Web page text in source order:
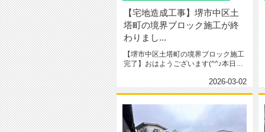
【宅地造成工事】堺市中区土
塔町の境界ブロック施工が終
わりまし...
【堺市中区土塔町の境界ブロック施工
完了】おはようございます(^^♪本日
2026-03-02